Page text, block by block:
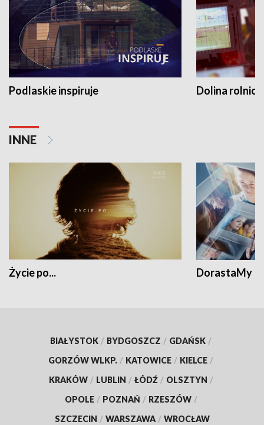
Podlaskie inspiruje Dolina
INNE
Życie po... DorastaMy
BIAŁYSTOK / BYDGOSZCZ / GDAŃSK /
GORZÓW WLKP. / KATOWICE / KIELCE /
KRAKÓW / LUBLIN / ŁÓDŹ / OLSZTYN /
OPOLE / POZNAŃ / RZESZÓW /
SZCZECIN / WARSZAWA / WROCŁAW